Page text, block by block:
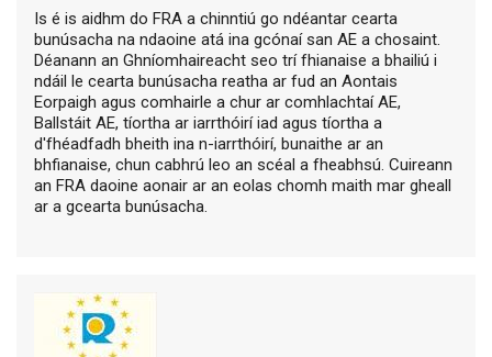
Is é is aidhm do FRA a chinntiú go ndéantar cearta
bunúsacha na ndaoine atá ina gcónaí san AE a chosaint.
Déanann an Ghníomhaireacht seo trí fhianaise a bhailiú i
ndáil le cearta bunúsacha reatha ar fud an Aontais
Eorpaigh agus comhairle a chur ar comhlachtaí AE,
Ballstáit AE, tíortha ar iarrthóirí iad agus tíortha a
d'fhéadfadh bheith ina n-iarrthóirí, bunaithe ar an
bhfianaise, chun cabhrú leo an scéal a fheabhsú. Cuireann
an FRA daoine aonair ar an eolas chomh maith mar gheall
ar a gcearta bunúsacha.